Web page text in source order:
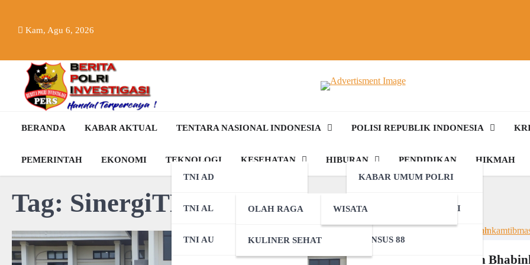
contentKam, Agu 6, 2026
BERANDA KABAR AKTUAL TENTARA NASIONAL INDONESIA
TNI AD
TNI AL
TNI AU
POLISI REPUBLIK INDONESIA
KABAR UMUM POLRI
KABAR KHUSUS POLRI
DENSUS 88
PEMERINTAH EKONOMI TEKNOLOGI KESEHATAN
OLAH RAGA
KULINER SEHAT
HIBURAN
WISATA
PENDIDIKAN HIKMAH
Tag: SinergiTNIPolri
Babinsa dan